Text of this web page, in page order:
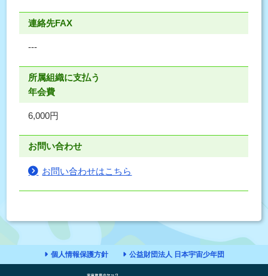
連絡先FAX
---
所属組織に支払う
年会費
6,000円
お問い合わせ
お問い合わせはこちら
個人情報保護方針 公益財団法人 日本宇宙少年団